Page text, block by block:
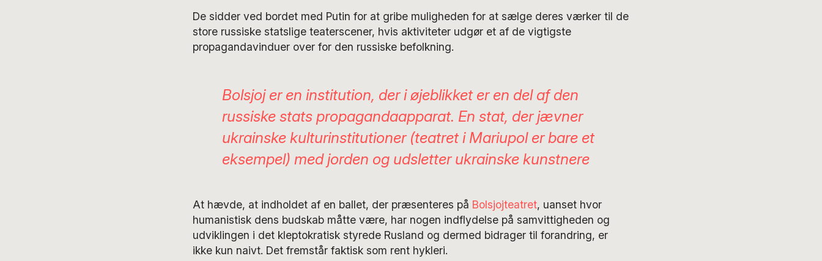
De sidder ved bordet med Putin for at gribe muligheden for at sælge deres værker til de
store russiske statslige teaterscener, hvis aktiviteter udgør et af de vigtigste
propagandavinduer over for den russiske befolkning.
Bolsjoj er en institution, der i øjeblikket er en del af den
russiske stats propagandaapparat. En stat, der jævner
ukrainske kulturinstitutioner (teatret i Mariupol er bare et
eksempel) med jorden og udsletter ukrainske kunstnere
At hævde, at indholdet af en ballet, der præsenteres på Bolsjojteatret, uanset hvor
humanistisk dens budskab måtte være, har nogen indflydelse på samvittigheden og
udviklingen i det kleptokratisk styrede Rusland og dermed bidrager til forandring, er
ikke kun naivt. Det fremstår faktisk som rent hykleri.